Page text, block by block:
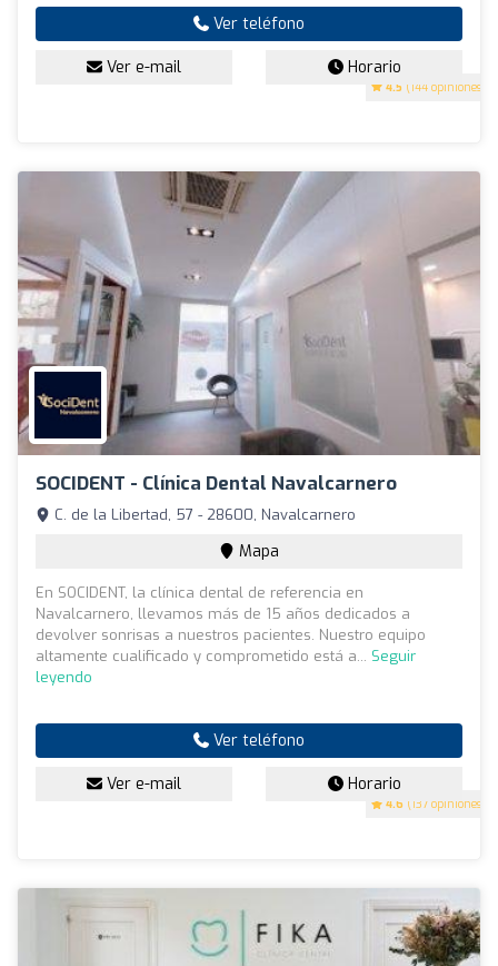
4.5 (144 opiniones)
Ver teléfono
Ver e-mail Horario
SOCIDENT - Clínica Dental Navalcarnero
4.6 (137 opiniones)
C. de la Libertad, 57 - 28600, Navalcarnero
Mapa
En SOCIDENT, la clínica dental de referencia en
Navalcarnero, llevamos más de 15 años dedicados a
devolver sonrisas a nuestros pacientes. Nuestro equipo
altamente cualificado y comprometido está a... Seguir
leyendo
Ver teléfono
Ver e-mail Horario